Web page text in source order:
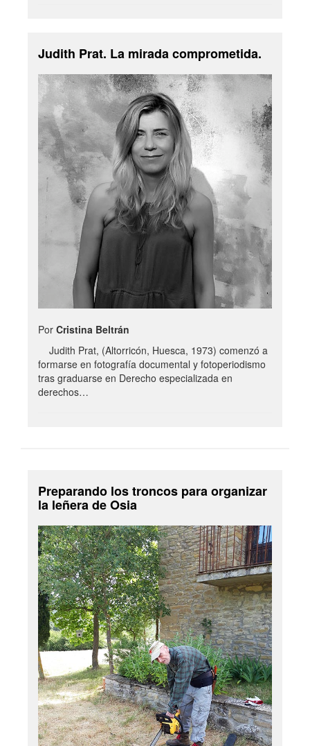
Judith Prat. La mirada comprometida.
Por Cristina Beltrán
Judith Prat, (Altorricón, Huesca, 1973) comenzó a
formarse en fotografía documental y fotoperiodismo
tras graduarse en Derecho especializada en
derechos…
Preparando los troncos para organizar
la leñera de Osia